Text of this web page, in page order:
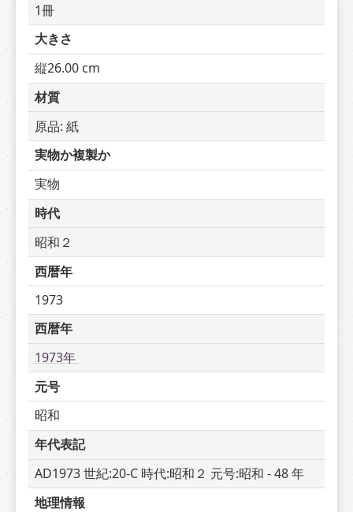
1冊
大きさ
縦26.00 cm
材質
原品: 紙
実物か複製か
実物
時代
昭和２
西暦年
1973
西暦年
1973年
元号
昭和
年代表記
AD1973 世紀:20-C 時代:昭和２ 元号:昭和 - 48 年
地理情報